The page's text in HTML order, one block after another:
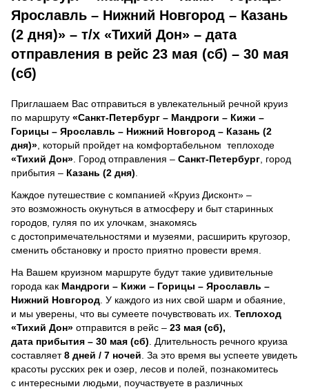
Ярославль – Нижний Новгород – Казань
(2 дня)» – т/х «Тихий Дон» – дата
отправления в рейс 23 мая (сб) – 30 мая
(сб)
Приглашаем Вас отправиться в увлекательный речной круиз
по маршруту «Санкт-Петербург – Мандроги – Кижи –
Горицы – Ярославль – Нижний Новгород – Казань (2
дня)» , который пройдет на комфортабельном теплоходе
«Тихий Дон» . Город отправления – Санкт-Петербург , город
прибытия – Казань (2 дня)
Каждое путешествие с компанией «Круиз Дисконт» –
это возможность окунуться в атмосферу и быт старинных
городов, гуляя по их улочкам, знакомясь
с достопримечательностями и музеями, расширить кругозор,
сменить обстановку и просто приятно провести время.
На Вашем круизном маршруте будут такие удивительные
города как Мандроги – Кижи – Горицы – Ярославль –
Нижний Новгород . У каждого из них свой шарм и обаяние,
и мы уверены, что вы сумеете почувствовать их. Теплоход
«Тихий Дон» отправится в рейс – 23 мая (сб),
дата прибытия – 30 мая (сб) . Длительность речного круиза
составляет8 дней / 7 ночей За это время вы успеете увидеть
красоты русских рек и озер, лесов и полей, познакомитесь
с интересными людьми, поучаствуете в различных